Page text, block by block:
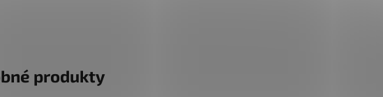
produkty